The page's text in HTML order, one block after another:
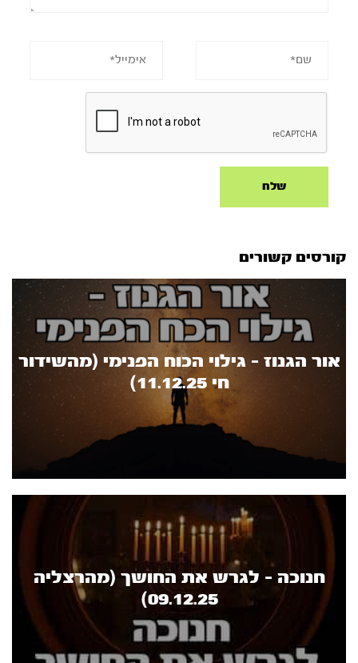
קורסים קשורים
אור הגנוז - גילוי הכוח הפנימי (מהשידור
חי 11.12.25)
חנוכה - לגרש את החושך (מהרצליה
09.12.25)